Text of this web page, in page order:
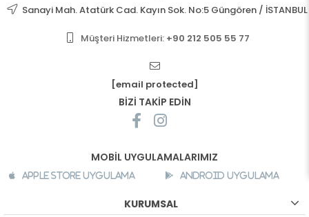
Sanayi Mah. Atatürk Cad. Kayın Sok. No:5 Güngören / İSTANBUL
Müşteri Hizmetleri: +90 212 505 55 77
[email protected]
BİZİ TAKİP EDİN
MOBİL UYGULAMALARIMIZ
Apple Store Uygulama Android Uygulama
KURUMSAL